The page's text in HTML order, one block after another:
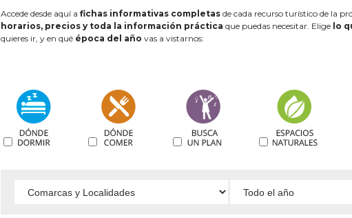
Accede desde aquí a fichas informativas completas de cada recurso turístico de la
horarios, precios y toda la información práctica que puedas necesitar. Elige lo
quieres ir, y en qué época del año vas a vistarnos: